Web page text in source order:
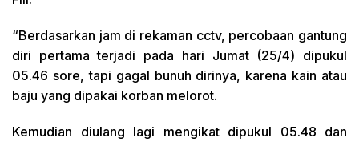
“Berdasarkan jam di rekaman cctv, percobaan gantung
diri pertama terjadi pada hari Jumat (25/4) dipukul
05.46 sore, tapi gagal bunuh dirinya, karena kain atau
baju yang dipakai korban melorot.
Kemudian diulang lagi mengikat dipukul 05.48 dan